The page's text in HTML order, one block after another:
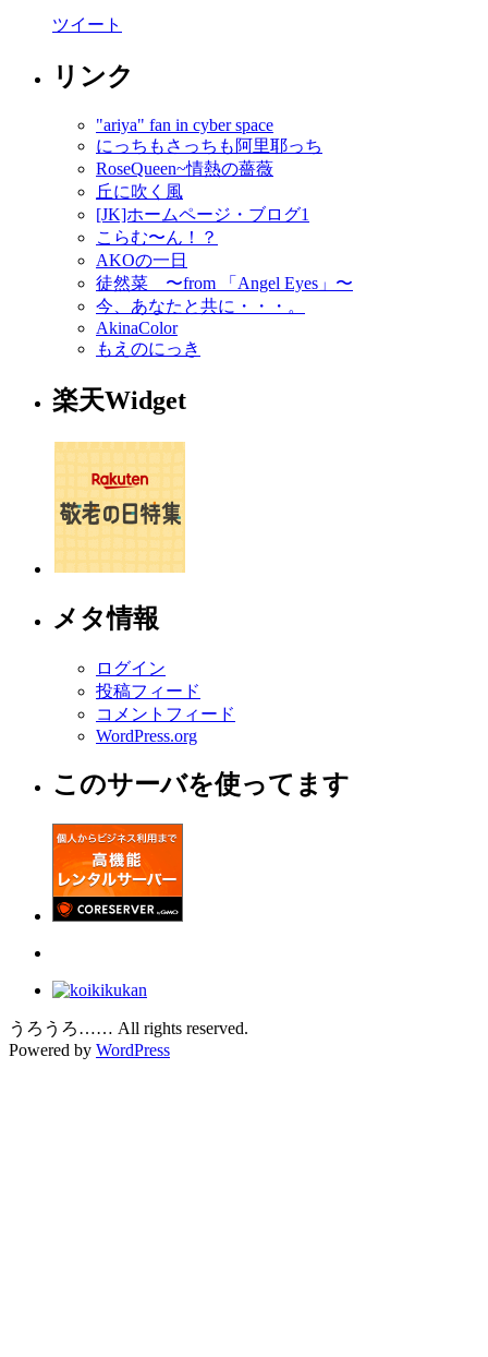
ツイート
リンク
"ariya" fan in cyber space
にっちもさっちも阿里耶っち
RoseQueen~情熱の薔薇
丘に吹く風
[JK]ホームページ・ブログ1
こらむ〜ん！？
AKOの一日
徒然菜 〜from 「Angel Eyes」〜
今、あなたと共に・・・。
AkinaColor
もえのにっき
楽天Widget
メタ情報
ログイン
投稿フィード
コメントフィード
WordPress.org
このサーバを使ってます
うろうろ…… All rights reserved.
Powered by WordPress